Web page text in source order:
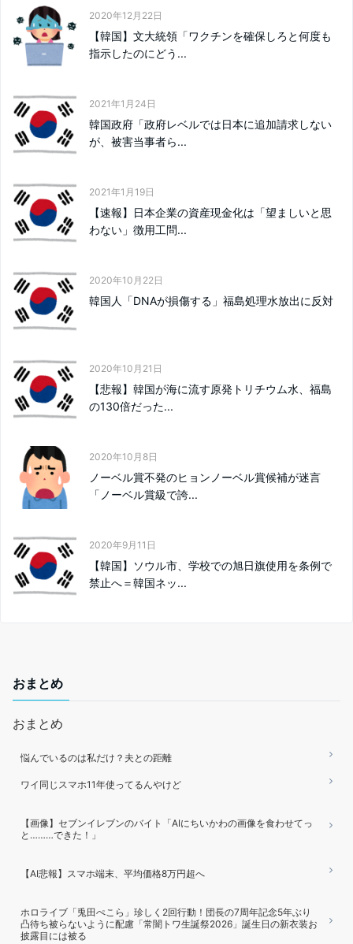
2020年12月22日
【韓国】文大統領「ワクチンを確保しろと何度も
指示したのにどう...
2021年1月24日
韓国政府「政府レベルでは日本に追加請求しない
が、被害当事者ら...
2021年1月19日
【速報】日本企業の資産現金化は「望ましいと思
わない」徴用工問...
2020年10月22日
韓国人「DNAが損傷する」福島処理水放出に反対
2020年10月21日
【悲報】韓国が海に流す原発トリチウム水、福島
の130倍だった...
2020年10月8日
ノーベル賞不発のヒョンノーベル賞候補が迷言
「ノーベル賞級で誇...
2020年9月11日
【韓国】ソウル市、学校での旭日旗使用を条例で
禁止へ＝韓国ネッ...
おまとめ
おまとめ
悩んでいるのは私だけ？夫との距離
ワイ同じスマホ11年使ってるんやけど
【画像】セブンイレブンのバイト「AIにちいかわの画像を食わせてっ
と………できた！」
【AI悲報】スマホ端末、平均価格8万円超へ
ホロライブ「兎田ぺこら」珍しく2回行動！団長の7周年記念5年ぶり
凸待ち被らないように配慮「常闇トワ生誕祭2026」誕生日の新衣装お
披露目には被る